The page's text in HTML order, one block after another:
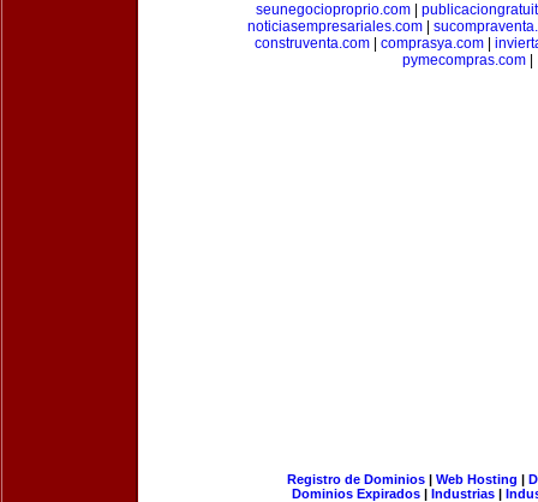
seunegocioproprio.com
noticiasempresariales.com|
construventa.com| comprasya.com|
pymecompras.com|
Registro de Dominios| Web Hosting |
Dominios Expirados | Industrias |